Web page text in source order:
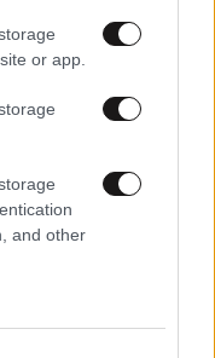
or app.
and other
Ελευσίνας
Σοφίας